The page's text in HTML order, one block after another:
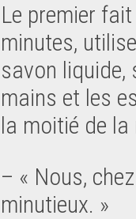
Le premier
minutes,
savon liquide,
mains et les
la moitié de la
– « Nous,
minutieux. »